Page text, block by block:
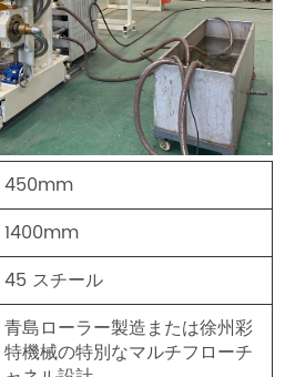
450mm
1400mm
45 スチール
青島ローラー製造または徐州彩
特機械の特別なマルチフローチ